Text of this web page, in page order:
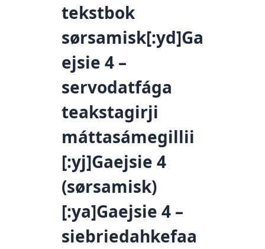
tekstbok
sørsamisk[:yd]Ga
ejsie 4 –
servodatfága
teakstagirji
máttasámegillii
[:yj]Gaejsie 4
(sørsamisk)
[:ya]Gaejsie 4 –
siebriedahkefaa